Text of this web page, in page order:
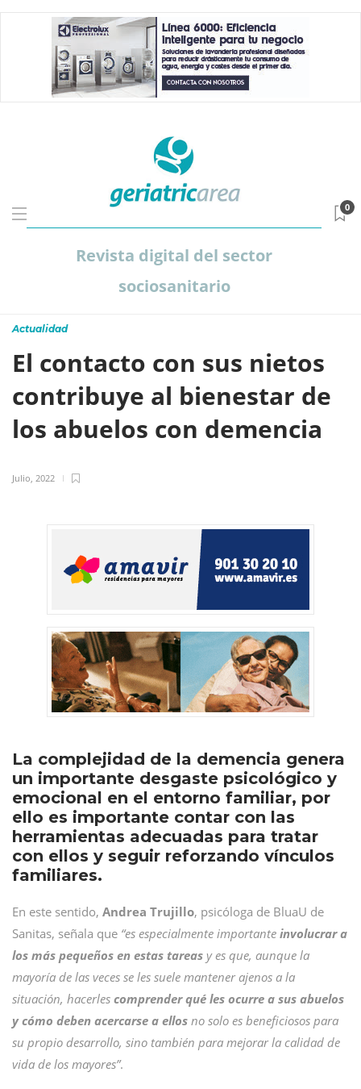
Revista digital del sector
sociosanitario
0
Actualidad
El contacto con sus nietos
contribuye al bienestar de
los abuelos con demencia
Julio, 2022
La complejidad de la demencia genera
un importante desgaste psicológico y
emocional en el entorno familiar, por
ello es importante contar con las
herramientas adecuadas para tratar
con ellos y seguir reforzando vínculos
familiares.
En este sentido, Andrea Trujillo, psicóloga de BluaU de
Sanitas, señala que “es especialmente importante involucrar a
los más pequeños en estas tareas y es que, aunque la
mayoría de las veces se les suele mantener ajenos a la
situación, hacerles comprender qué les ocurre a sus abuelos
y cómo deben acercarse a ellos no solo es beneficiosos para
su propio desarrollo, sino también para mejorar la calidad de
vida de los mayores”.